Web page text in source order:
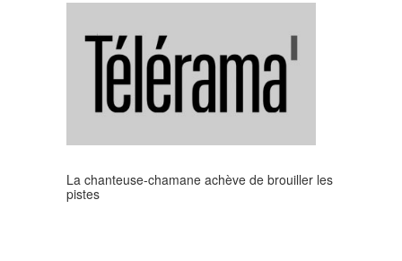
La chanteuse-chamane achève de brouiller les
pistes